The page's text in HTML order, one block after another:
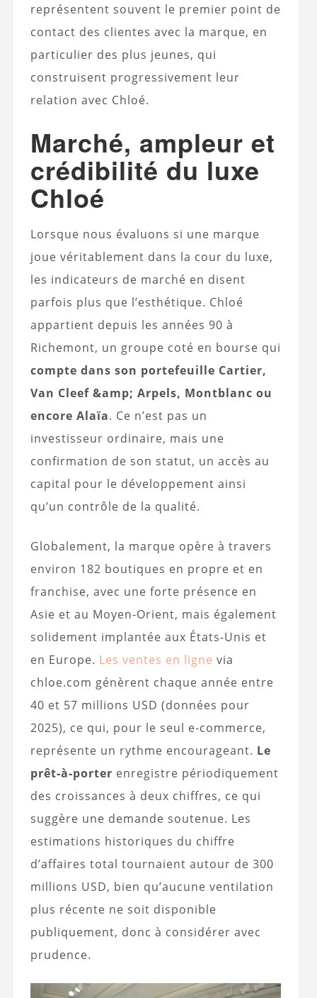
représentent souvent le premier point de
contact des clientes avec la marque, en
particulier des plus jeunes, qui
construisent progressivement leur
relation avec Chloé.
Marché, ampleur et
crédibilité du luxe
Chloé
Lorsque nous évaluons si une marque
joue véritablement dans la cour du luxe,
les indicateurs de marché en disent
parfois plus que l’esthétique. Chloé
appartient depuis les années 90 à
Richemont, un groupe coté en bourse qui
compte dans son portefeuille Cartier,
Van Cleef &amp; Arpels, Montblanc ou
encore Alaïa. Ce n’est pas un
investisseur ordinaire, mais une
confirmation de son statut, un accès au
capital pour le développement ainsi
qu’un contrôle de la qualité.
Globalement, la marque opère à travers
environ 182 boutiques en propre et en
franchise, avec une forte présence en
Asie et au Moyen-Orient, mais également
solidement implantée aux États-Unis et
en Europe. Les ventes en ligne via
chloe.com génèrent chaque année entre
40 et 57 millions USD (données pour
2025), ce qui, pour le seul e‑commerce,
représente un rythme encourageant. Le
prêt‑à‑porter enregistre périodiquement
des croissances à deux chiffres, ce qui
suggère une demande soutenue. Les
estimations historiques du chiffre
d’affaires total tournaient autour de 300
millions USD, bien qu’aucune ventilation
plus récente ne soit disponible
publiquement, donc à considérer avec
prudence.